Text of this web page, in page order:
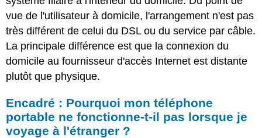
vue de l'utilisateur à domicile, l'arrangement n'est pas
très différent de celui du DSL ou du service par câble.
La principale différence est que la connexion du
domicile au fournisseur d'accès Internet est distante
plutôt que physique.
Encadré : Pourquoi mon téléphone
portable ne fonctionne-t-il pas lorsque je
voyage à l'étranger ?